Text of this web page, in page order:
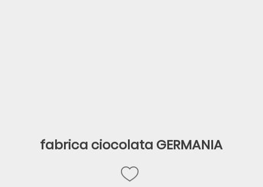
fabrica ciocolata GERMANIA